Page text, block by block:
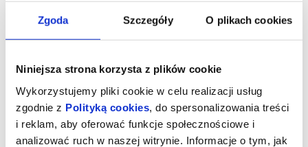
Zgoda Szczegóły O plikach cookies
Niniejsza strona korzysta z plików cookie
Wykorzystujemy pliki cookie w celu realizacji usług
zgodnie z Polityką cookies , do spersonalizowania treści
i reklam, aby oferować funkcje społecznościowe i
analizować ruch w naszej witrynie. Informacje o tym, jak